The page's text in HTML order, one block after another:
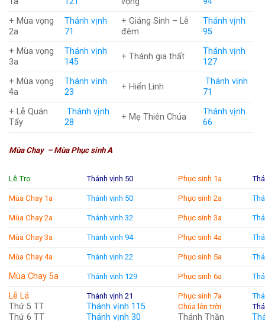
+ Mùa vọng
2a
Thánh vịnh
71
+ Giáng Sinh – Lễ
đêm
Thánh vịnh
95
+ Mùa vọng
3a
Thánh vịnh
145
+ Thánh gia thất
Thánh vịnh
127
+ Mùa vọng
4a
Thánh vịnh
23
+ Hiển Linh
Thánh vịnh
71
+ Lễ Quán
Tẩy
Thánh vịnh
28
+ Mẹ Thiên Chúa
Thánh vịnh
66
Mùa Chay – Mùa Phục sinh A
Lễ Tro Thánh vịnh 50 Phục sinh 1a
Mùa Chay 1a Thánh vịnh 50 Phục sinh 2a
Mùa Chay 2a Thánh vịnh 32 Phục sinh 3a
Mùa Chay 3a Thánh vịnh 94 Phục sinh 4a
Mùa Chay 4a Thánh vịnh 22 Phục sinh 5a
Mùa Chay 5a Thánh vịnh 129 Phục sinh 6a
Lễ Lá
Thứ 5 TT
Thứ 6 TT
Thánh vịnh 21
Thánh vịnh 115
Thánh vịnh 30
Phục sinh 7a
Chúa lên trời
Thánh Thần